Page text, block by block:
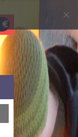
€